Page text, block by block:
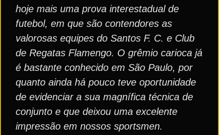
hoje mais uma prova interestadual de
futebol, em que são contendores as
valorosas equipes do Santos F. C. e Club
de Regatas Flamengo. O grêmio carioca já
é bastante conhecido em São Paulo, por
quanto ainda há pouco teve oportunidade
de evidenciar a sua magnífica técnica de
conjunto e que deixou uma excelente
impressão em nossos sportsmen.